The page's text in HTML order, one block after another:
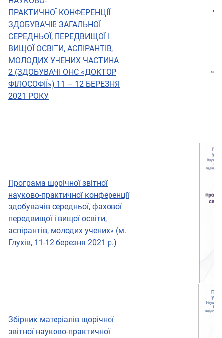
ПРАКТИЧНОЇ КОНФЕРЕНЦІЇ
ЗДОБУВАЧІВ ЗАГАЛЬНОЇ
СЕРЕДНЬОЇ, ПЕРЕДВИЩОЇ І
ВИЩОЇ ОСВІТИ, АСПІРАНТІВ,
МОЛОДИХ УЧЕНИХ ЧАСТИНА
2 (ЗДОБУВАЧІ ОНС «ДОКТОР
ФІЛОСОФІЇ») 11 – 12 БЕРЕЗНЯ
2021 РОКУ
Програма щорічної звітної
науково-практичної конференції
здобувачів середньої, фахової
передвищої і вищої освіти,
аспірантів, молодих учених» (м.
Глухів, 11-12 березня 2021 р.)
Збірник матеріалів щорічної
звітної науково-практичної